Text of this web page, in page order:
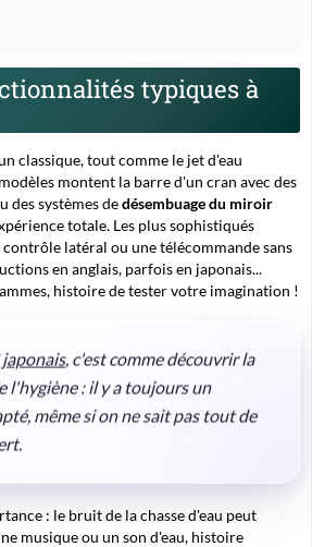
typiques à
classique, tout comme le jet d'eau
montent la barre d'un cran avec des
des systèmes dedésembuage du miroir
totale. Les plus sophistiqués
latéral ou une télécommande sans
en anglais, parfois en japonais...
histoire de tester votre imagination !
japonais, c'est comme découvrir la
l'hygiène : il y a toujours un
même si on ne sait pas tout de
: le bruit de la chasse d'eau peut
musique ou un son d'eau, histoire